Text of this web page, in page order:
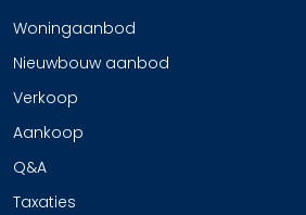
Woningaanbod
Nieuwbouw aanbod
Verkoop
Aankoop
Q&A
Taxaties